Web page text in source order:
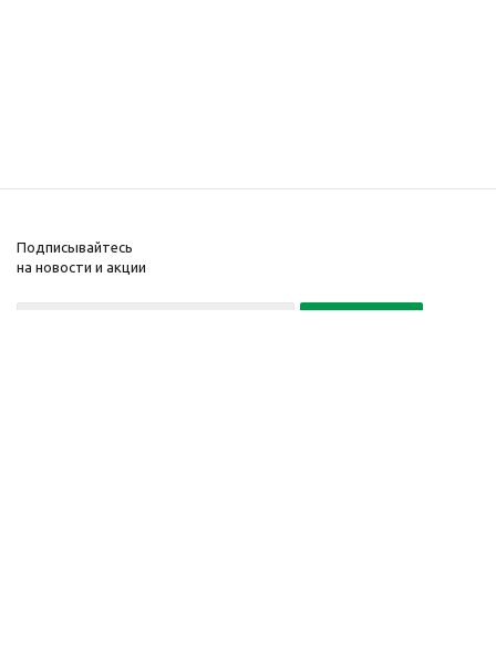
Подписывайтесь
на новости и акции